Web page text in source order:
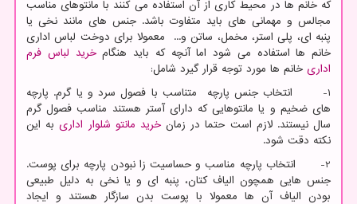
که خانم ها در محیط کاری از آن استفاده می کنند با مانتوهای مناسب
مجالس و مهمانی های باید متفاوت باشد. جنس های مانند نخی یا
پنبه ای، پلی استر، مخمل، ساتن و... معمولا برای دوخت لباس اداری
خانم ها استفاده می شود اما آنچه که باید هنگامخرید لباس فرم
اداری خانم ها مورد توجه قرار گیرد شامل:
1- انتخاب جنس پارچه متناسب با فصول سرد و یا گرم. پارچه
های ضخیم و یا مانتوهایی که دارای آستر هستند مناسب فصول گرم
سال نیستند. لازم است حتما در زمانخرید مانتو شلوار اداریبه این
نکته دقت شود.
2- انتخاب پارچه مناسب و حساسیت زا نبودن پارچه برای پوست.
جنس هایی همچون الیاف کتان، پنبه ای و یا نخی به دلیل طبیعی
بودن الیاف آن ها معمولا با پوست بدن سازگار هستند و ایجاد